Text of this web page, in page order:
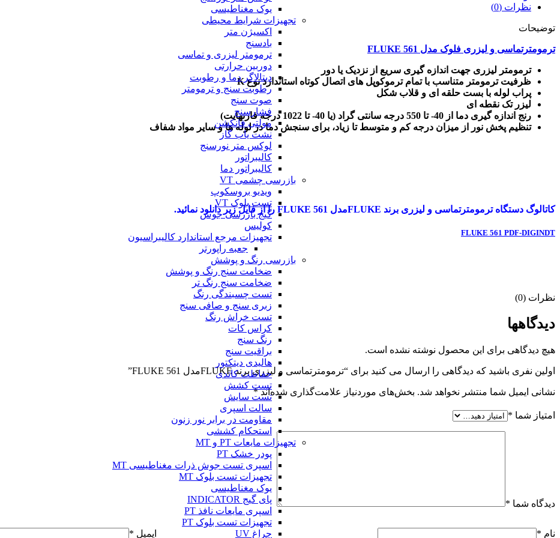
یوک مغناطیسی
تجهیزات شرایط محیطی
اکسیژن متر
بادسنج
ترمومتر لیزری و تماسی
دوربین حرارتی
دیتالاگر دما و رطوبت
رطوبت سنج و ترمومتر
صوت سنج
فشارسنج
مولتی فانکشن
نشت یاب گاز
لوکس متر نورسنج
کالیبراتور
کالیبراتور دما
بازرسی چشمی VT
ویدیو بروسکوپ
تست بلوک VT
گیج بازرسی جوش
کولیس
تجهیزات مرجع استاندارد کالیبراسیون
جعبه راپورتر
بازرسی رنگ و پوشش
ضخامت سنج رنگ و پوشش
ضخامت سنج رنگ تر
تست چسبندگی رنگ
زبری سنج و صافی سنج
تست خراش رنگ
کراس کات
رنگ سنج
براقیت سنج
هالیدی دیتکتور
حفاظت کاتدی
تست کشش
تست سایش
سالت اسپری
مقاومت در برابر نور زنون
استحکام کششی
تجهیزات مایعات PT و MT
پودر خشک PT
اسپری تست جوش ذرات مغناطیسی MT
تجهیزات تست بلوک MT
یوک مغناطیسی
پای گیج INDICATOR
اسپری مایعات نافذ PT
تجهیزات تست بلوک PT
چراغ UV
نظرات (0)
توضیحات
ترمومترتماسی و لیزری فلوک مدل FLUKE 561
ترمومتر لیزری جهت اندازه گیری سریع از نزدیک یا دور
ظرفیت ترمومتر متناسب با تمام ترموکوپل های اتصال کوتاه استاندارد نوع K
پراب لوله با بست حلقه ای و قلاب شکل
لیزر تک نقطه ای
رنج اندازه گیری دما از 40- تا 550 درجه سانتی گراد (یا 40- تا 1022 درجه فارنهایت)
تنظیم پخش نور از میزان درجه کم و متوسط تا زیاد، برای سنجش دما در لوله ها و سایر مواد شفاف
کاتالوگ دستگاه ترمومترتماسی و لیزری برند FLUKEمدل FLUKE 561 را از فایل زیر دانلود نمائید.
FLUKE 561 PDF-DIGINDT
نظرات (0)
دیدگاهها
هیچ دیدگاهی برای این محصول نوشته نشده است.
اولین نفری باشید که دیدگاهی را ارسال می کنید برای “ترمومترتماسی و لیزری برند FLUKEمدل FLUKE 561”
نشانی ایمیل شما منتشر نخواهد شد. بخش‌های موردنیاز علامت‌گذاری شده‌اند*
امتیاز شما *
دیدگاه شما *
نام * ایمیل *